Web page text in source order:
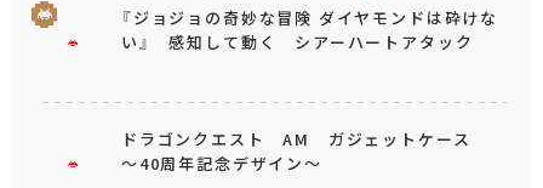
『ジョジョの奇妙な冒険 ダイヤモンドは砕けな
い』 感知して動く シアーハートアタック
ドラゴンクエスト AM ガジェットケース
～40周年記念デザイン～